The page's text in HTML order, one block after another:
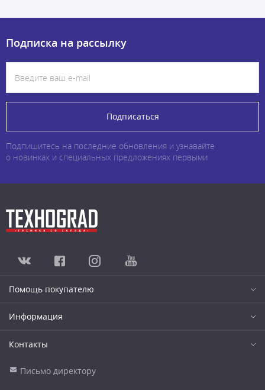
Подписка на рассылку
Подписаться
Подпишитесь на последние обновления и узнавайте
о новинках и специальных предложениях первыми
Помощь покупателю
Информация
Контакты
Письмо директору